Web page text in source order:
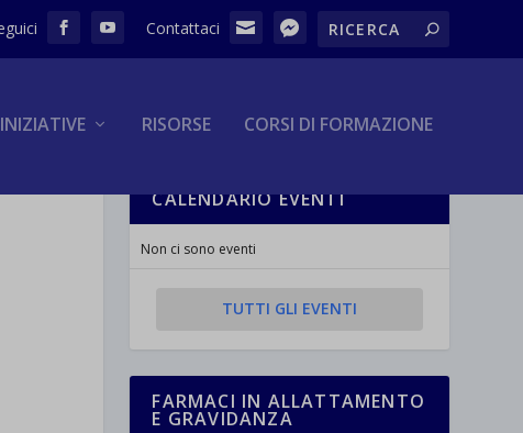
INIZIATIVE RISORSE CORSI DI FORMAZIONE
CALENDARIO EVENTI
Non ci sono eventi
TUTTI GLI EVENTI
FARMACI IN ALLATTAMENTO
E GRAVIDANZA